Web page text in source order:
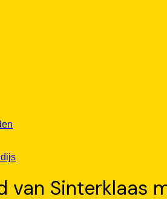
van Sinterklaas